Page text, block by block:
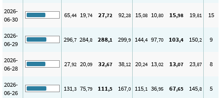
2026-
06-30
65,44 19,74 27,72 92,28 15,08 10,80 15,98 19,81 15
2026-
06-29
296,7 284,8 288,1 299,9 144,4 97,70 103,4 150,2 9
2026-
06-28
27,92 20,09 32,67 38,12 20,24 13,02 13,07 23,87 8
2026-
06-26
131,3 75,79 111,5 167,0 115,1 36,95 67,65 145,8 5